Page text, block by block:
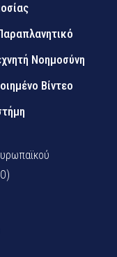
Νοημοσύνη
Βίντεο